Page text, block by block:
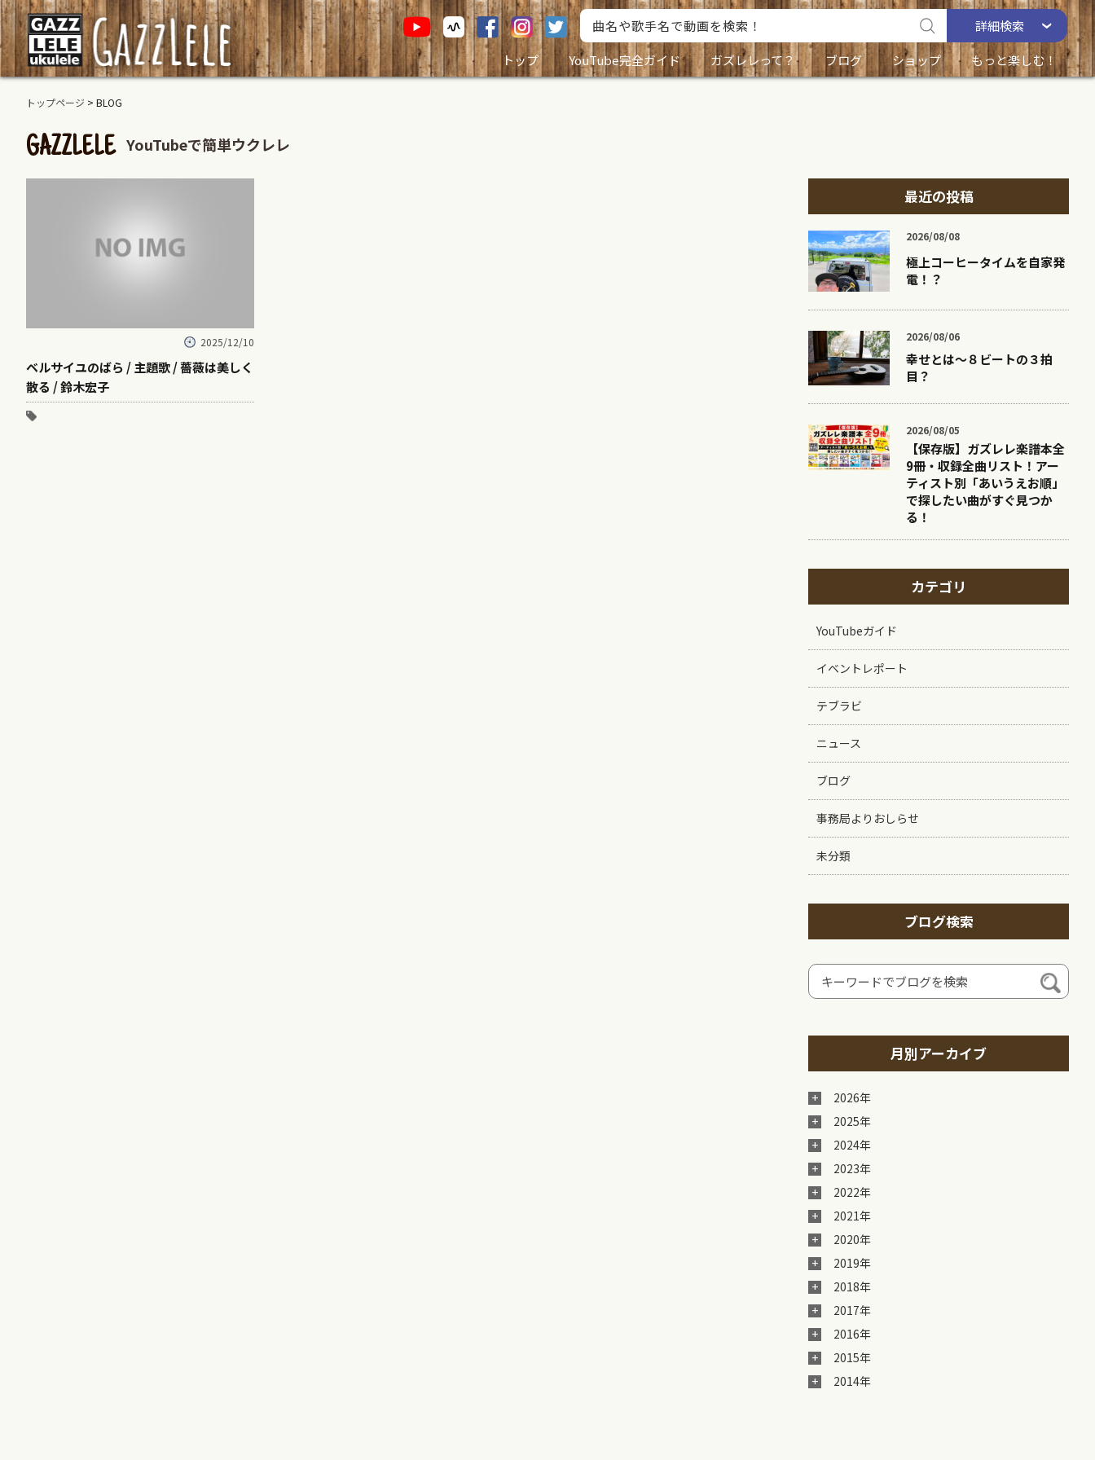
詳細検索
トップ
YouTube完全ガイド ガズレレって？ ブログ ショップ もっと楽しむ！
トップページ > BLOG
GAZZLELE YouTubeで簡単ウクレレ
2025/12/10
ベルサイユのばら / 主題歌 / 薔薇は美しく
散る / 鈴木宏子
最近の投稿
2026/08/08
極上コーヒータイムを自家発
電！？
2026/08/06
幸せとは〜８ビートの３拍
目？
2026/08/05
【保存版】ガズレレ楽譜本全
9冊・収録全曲リスト！アー
ティスト別「あいうえお順」
で探したい曲がすぐ見つか
る！
カテゴリ
YouTubeガイド
イベントレポート
テブラビ
ニュース
ブログ
事務局よりおしらせ
未分類
ブログ検索
月別アーカイブ
2026年
2025年
2024年
2023年
2022年
2021年
2020年
2019年
2018年
2017年
2016年
2015年
2014年